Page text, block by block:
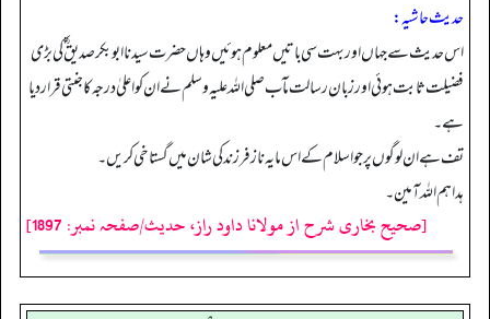
حدیث حاشیہ:
اس حدیث سے جہاں اور بہت سی باتیں معلوم ہوئیں وہاں حضرت سیدنا ابوبکر صدیق ؓ کی بڑی
فضیلت ثابت ہوئی اور زبان رسالت مآب صلی اللہ علیہ وسلم نے ان کو اعلیٰ درجہ کا جنتی قرار دیا
ہے۔
تف ہے ان لوگوں پر جو اسلام کے اس مایہ ناز فرزند کی شان میں گستاخی کریں۔
هداهم اللہ آمین۔
[صحیح بخاری شرح از مولانا داود راز، حدیث/صفحہ نمبر: 1897]